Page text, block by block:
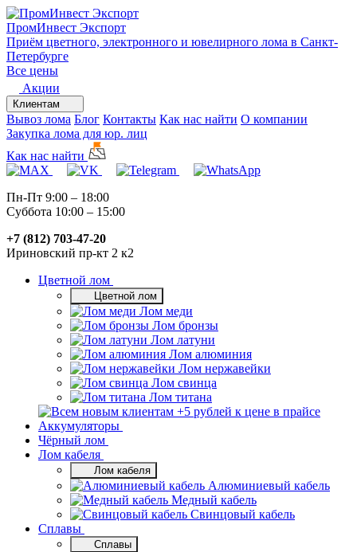
ПромИнвест Экспорт
Приём цветного, электронного и ювелирного лома в Санкт-
Петербурге
Все цены
Акции
Клиентам
Вывоз лома Блог Контакты Как нас найти О компании
Закупка лома для юр. лиц
Как нас найти
Пн-Пт 9:00 – 18:00
Суббота 10:00 – 15:00
+7 (812) 703-47-20
Ириновский пр-кт 2 к2
Цветной лом
Цветной лом
Лом меди
Лом бронзы
Лом латуни
Лом алюминия
Лом нержавейки
Лом свинца
Лом титана
Аккумуляторы
Чёрный лом
Лом кабеля
Лом кабеля
Алюминиевый кабель
Медный кабель
Свинцовый кабель
Сплавы
Сплавы